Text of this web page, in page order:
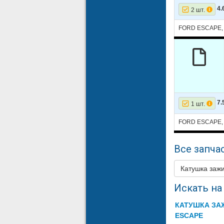
2 шт.
FORD
1 шт.
FORD
Все
Катушка
Искать
КАТУШКА
ESCAPE